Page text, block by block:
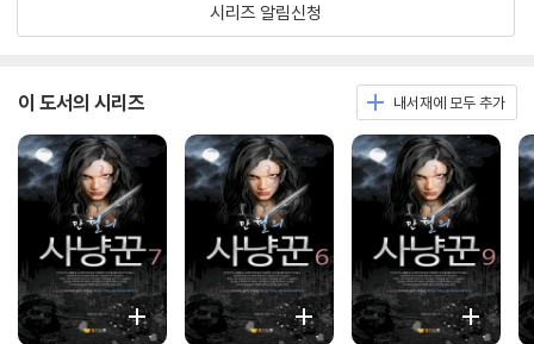
시리즈 알림신청
이 도서의 시리즈 내서재에 모두 추가